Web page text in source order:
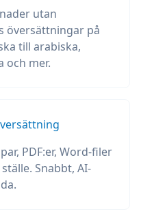
utan
översättningar på
till arabiska,
och mer.
PDF:er, Word-filer
Snabbt, AI-